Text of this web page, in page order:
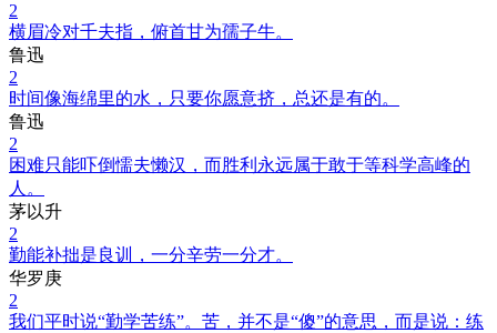
2
横眉冷对千夫指，俯首甘为孺子牛。
鲁迅
2
时间像海绵里的水，只要你愿意挤，总还是有的。
鲁迅
2
困难只能吓倒懦夫懒汉，而胜利永远属于敢于等科学高峰的
人。
茅以升
2
勤能补拙是良训，一分辛劳一分才。
华罗庚
2
我们平时说“勤学苦练”。苦，并不是“傻”的意思，而是说：练